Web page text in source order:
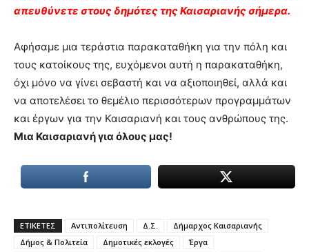
απευθύνετε στους δημότες της Καισαριανής σήμερα.
Αφήσαμε μια τεράστια παρακαταθήκη για την πόλη και
τους κατοίκους της, ευχόμενοι αυτή η παρακαταθήκη,
όχι μόνο να γίνει σεβαστή και να αξιοποιηθεί, αλλά και
να αποτελέσει το θεμέλιο περισσότερων προγραμμάτων
και έργων για την Καισαριανή και τους ανθρώπους της.
Μια Καισαριανή για όλους μας!
ΕΤΙΚΕΤΕΣ Αντιπολίτευση Δ.Σ.
Δήμαρχος Καισαριανής
Δήμος & Πολιτεία
Δημοτικές εκλογές
Έργα